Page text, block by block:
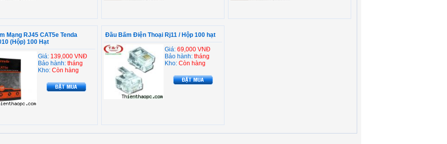
Mạng RJ45 CAT5e Tenda
(Hộp) 100 Hạt
Giá: 139,000 VNĐ
Bảo hành: tháng
Kho: Còn hàng
Đầu Bấm Điện Thoại Rj11 / Hộp 100 hạt
Giá: 69,000 VNĐ
Bảo hành: tháng
Kho: Còn hàng